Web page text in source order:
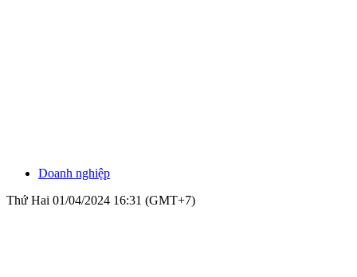
Doanh nghiệp
Thứ Hai 01/04/2024 16:31 (GMT+7)